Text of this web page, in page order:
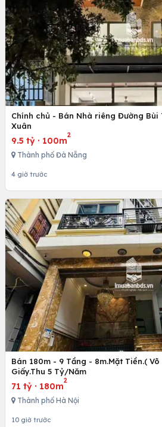
Chính chủ - Bán Nhà riêng Đường Bùi
Xuân
9.5 tỷ · 100m
2
Thành phố Đà Nẵng
4 giờ trước
Bán 180m - 9 Tầng - 8m.Mặt Tiền.( Võ
Giấy.Thu 5 Tỷ/Năm
71 tỷ · 180m
2
Thành phố Hà Nội
10 giờ trước